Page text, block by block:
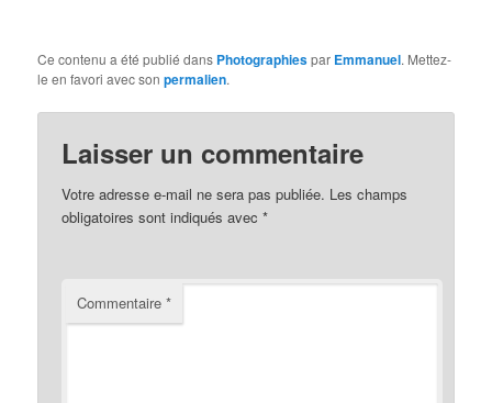
Ce contenu a été publié dans Photographiespar Emmanuel. Mettez-
le en favori avec sonpermalien.
Laisser un commentaire
Votre adresse e-mail ne sera pas publiée. Les champs
obligatoires sont indiqués avec*
Commentaire*